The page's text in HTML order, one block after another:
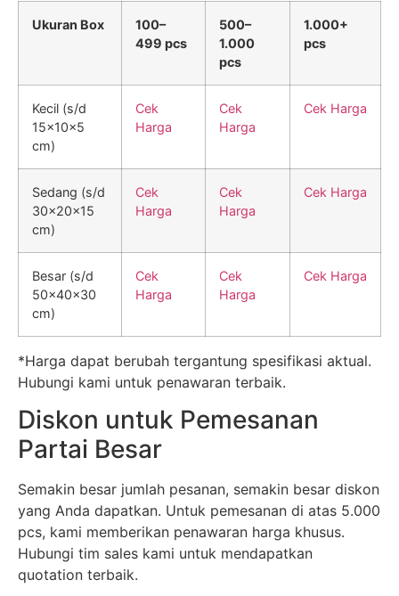
Ukuran Box
100–
499 pcs
500–
1.000
pcs
1.000+
pcs
Kecil (s/d
15x10x5
cm)
Cek
Harga
Cek
Harga
Cek Harga
Sedang (s/d
30x20x15
cm)
Cek
Harga
Cek
Harga
Cek Harga
Besar (s/d
50x40x30
cm)
Cek
Harga
Cek
Harga
Cek Harga
*Harga dapat berubah tergantung spesifikasi aktual.
Hubungi kami untuk penawaran terbaik.
Diskon untuk Pemesanan
Partai Besar
Semakin besar jumlah pesanan, semakin besar diskon
yang Anda dapatkan. Untuk pemesanan di atas 5.000
pcs, kami memberikan penawaran harga khusus.
Hubungi tim sales kami untuk mendapatkan
quotation terbaik.